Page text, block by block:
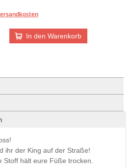
In den Warenkorb
ihr der King auf der Straße!
Stoff hält eure Füße trocken.